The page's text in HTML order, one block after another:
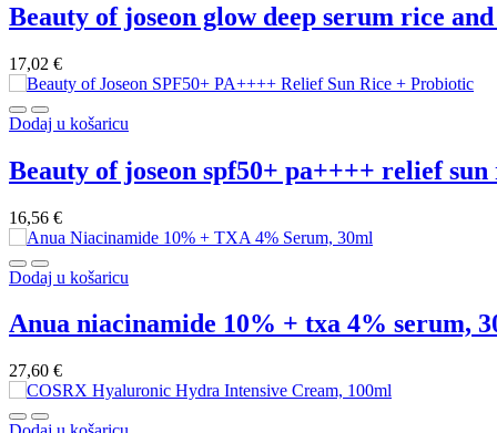
beauty of joseon glow deep serum rice
17,02 €
Dodaj u košaricu
beauty of joseon spf50+ pa++++ relief
16,56 €
Dodaj u košaricu
anua niacinamide 10% + txa 4% serum,
27,60 €